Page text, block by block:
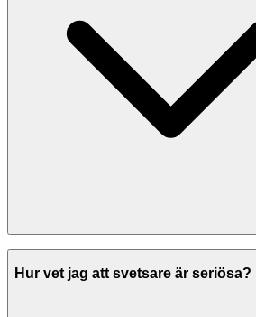
Vanliga svetsarbeten inkluderar:
rostfritt, aluminium och andra metaller.
Hur vet jag att svetsare är seriösa?